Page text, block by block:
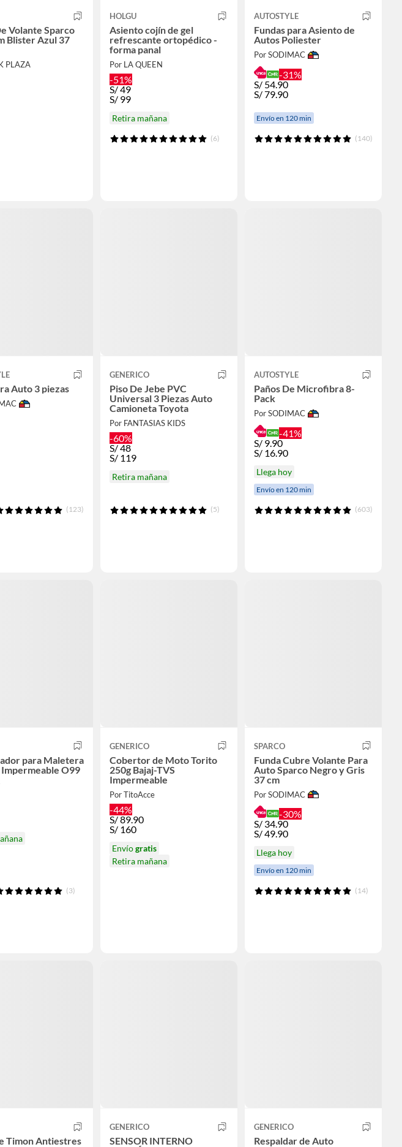
Volante Sparco
Blister Azul 37
PLAZA
HOLGU
Asiento cojín de gel
refrescante ortopédico -
forma panal
Por LA QUEEN
-51%
S/49
S/ 99
Retira mañana
(6)
AUTOSTYLE
Fundas para Asiento de
Autos Poliester
Por SODIMAC
-31%
S/ 54.90
S/79.90
Envío en 120 min
(140)
Auto 3 piezas
(123)
GENERICO
Piso De Jebe PVC
Universal 3 Piezas Auto
Camioneta Toyota
Por FANTASIAS KIDS
-60%
S/48
S/ 119
Retira mañana
(5)
AUTOSTYLE
Paños De Microfibra 8-
Pack
Por SODIMAC
-41%
S/ 9.90
S/ 16.90
Llega hoy
Envío en 120 min
(603)
para Maletera
O99
(3)
GENERICO
Cobertor de Moto Torito
250g Bajaj-TVS
Impermeable
Por TitoAcce
-44%
S/89.90
S/ 160
Envíogratis
Retira mañana
SPARCO
Funda Cubre Volante Para
Auto Sparco Negro y Gris
37 cm
Por SODIMAC
-30%
S/ 34.90
S/49.90
Llega hoy
Envío en 120 min
(14)
Timon Antiestres
GENERICO
SENSOR INTERNO
GENERICO
Respaldar de Auto